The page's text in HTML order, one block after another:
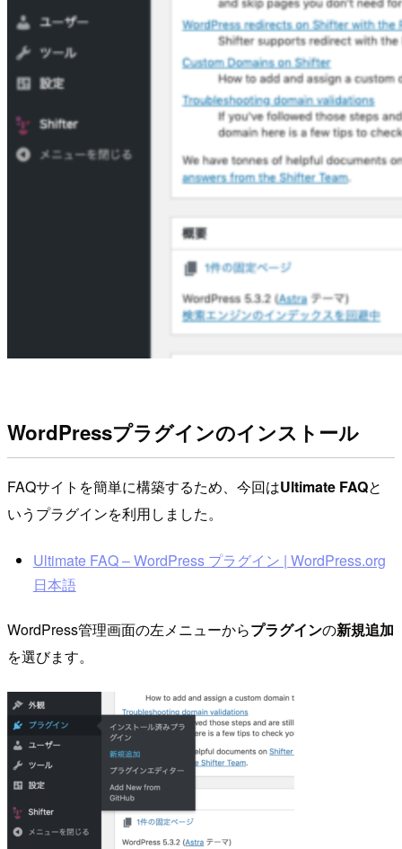
WordPressプラグインのインストール
FAQサイトを簡単に構築するため、今回はUltimate FAQと
いうプラグインを利用しました。
Ultimate FAQ – WordPress プラグイン | WordPress.org
日本語
WordPress管理画面の左メニューからプラグインの新規追加
を選びます。